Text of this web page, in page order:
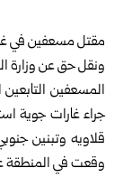
مقتل مسعفين في
ونقل حق عن وزارة
‏المسعفين
‏جراء غارات جوية
‏قلاويه وتبنين
وقعت ‏في المنطقة